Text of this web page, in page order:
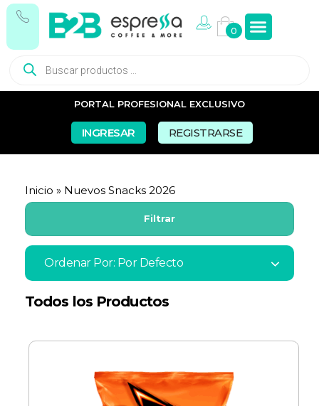
0
PORTAL PROFESIONAL EXCLUSIVO
INGRESAR REGISTRARSE
Inicio » Nuevos Snacks 2026
Filtrar
Ordenar Por: Por Defecto
Todos los Productos